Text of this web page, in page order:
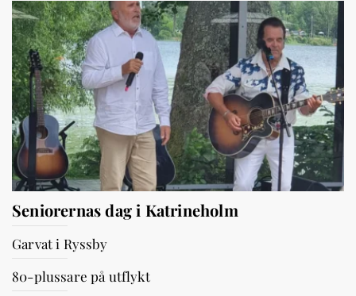
Seniorernas dag i Katrineholm
Garvat i Ryssby
80-plussare på utflykt